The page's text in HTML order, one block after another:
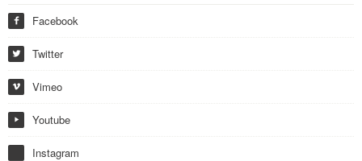
f Facebook
w Twitter
i Vimeo
y Youtube
Instagram